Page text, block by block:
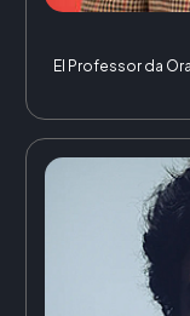
El Professor da